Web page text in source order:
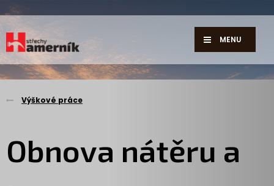
MENU
Výškové práce
Obnova nátěru a